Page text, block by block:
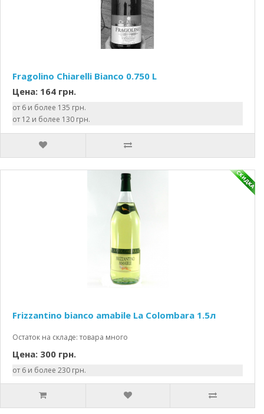
Fragolino Chiarelli Bianco 0.750 L
Цена: 164 грн.
от 6 и более 135 грн.
от 12 и более 130 грн.
Frizzantino bianco amabile La Colombara 1.5л
Остаток на складе: товара много
Цена: 300 грн.
от 6 и более 230 грн.